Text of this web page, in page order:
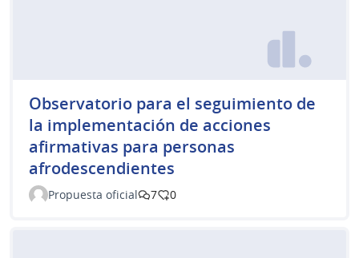
Observatorio para el seguimiento de
la implementación de acciones
afirmativas para personas
afrodescendientes
Propuesta oficial 7 0